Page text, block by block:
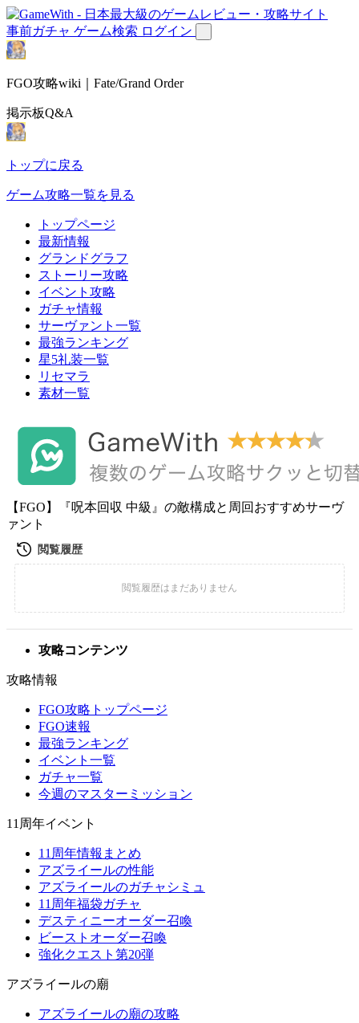
事前ガチャ ゲーム検索 ログイン
FGO攻略wiki｜Fate/Grand Order
掲示板Q&A
トップに戻る
ゲーム攻略一覧を見る
トップページ
最新情報
グランドグラフ
ストーリー攻略
イベント攻略
ガチャ情報
サーヴァント一覧
最強ランキング
星5礼装一覧
リセマラ
素材一覧
【FGO】『呪本回収 中級』の敵構成と周回おすすめサーヴ
ァント
攻略コンテンツ
攻略情報
FGO攻略トップページ
FGO速報
最強ランキング
イベント一覧
ガチャ一覧
今週のマスターミッション
11周年イベント
11周年情報まとめ
アズライールの性能
アズライールのガチャシミュ
11周年福袋ガチャ
デスティニーオーダー召喚
ビーストオーダー召喚
強化クエスト第20弾
アズライールの廟
アズライールの廟の攻略